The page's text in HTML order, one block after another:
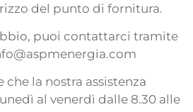
del punto di fornitura.
puoi contattarci tramite
la nostra assistenza
al venerdì dalle 8.30 alle